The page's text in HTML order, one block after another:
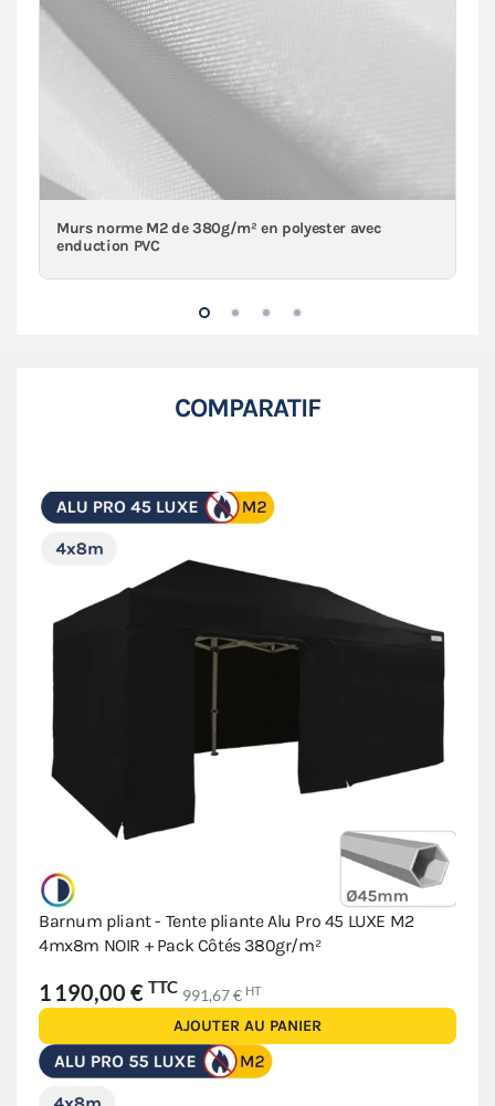
Murs norme M2 de 380g/m² en polyester avec
enduction PVC
COMPARATIF
Barnum pliant - Tente pliante Alu Pro 45 LUXE M2
4mx8m NOIR + Pack Côtés 380gr/m²
1 190,00 € TTC 991,67 € HT
AJOUTER AU PANIER